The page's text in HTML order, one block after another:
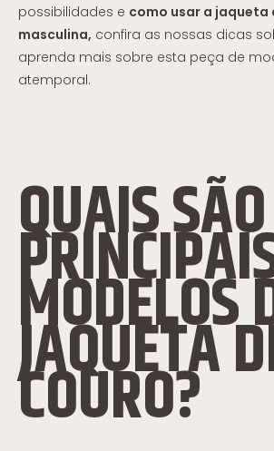
possibilidades e como usar a jaqueta
masculina, confira as nossas dicas
aprenda mais sobre esta peça de
atemporal.
QUAIS
MODELOS
JAQUETA
COURO?